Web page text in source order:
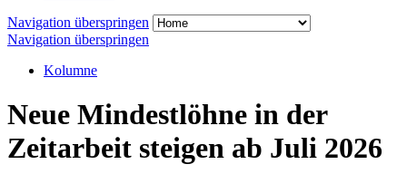
Navigation überspringen
Navigation überspringen
Kolumne
Neue Mindestlöhne in der
Zeitarbeit steigen ab Juli 2026